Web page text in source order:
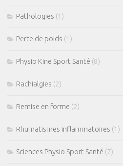
Pathologies (1)
Perte de poids (1)
Physio Kine Sport Santé (8)
Rachialgies (2)
Remise en forme (2)
Rhumatismes inflammatoires (1)
Sciences Physio Sport Santé (7)